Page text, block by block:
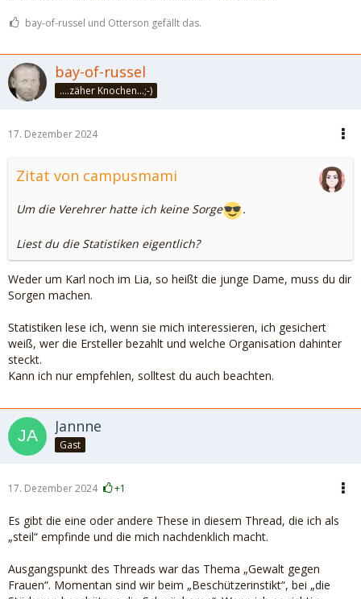
bay-of-russel und Otterson gefällt das.
bay-of-russel
....zäher Knochen...;-)
17. Dezember 2024
Zitat von campusmami
Um die Verehrer hatte ich keine Sorge .
Liest du die Statistiken eigentlich?
Weder um Karl noch im Lia, so heißt die junge Dame, muss du dir
Sorgen machen.
Statistiken lese ich, wenn sie mich interessieren, ich gesichert
weiß, wer die Ersteller bezahlt und welche Organisation dahinter
steckt.
Kann ich nur empfehlen, solltest du auch beachten.
Jannne
Gast
17. Dezember 2024 +1
Es gibt die eine oder andere These in diesem Thread, die ich als
„steil“ empfinde und die mich nachdenklich macht.
Ausgangspunkt des Threads war das Thema „Gewalt gegen
Frauen“. Momentan sind wir beim „Beschützerinstikt“, bei „die